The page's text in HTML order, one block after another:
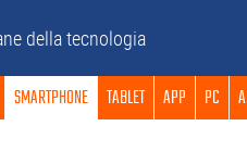
della tecnologia
SMARTPHONE TABLET APP PC